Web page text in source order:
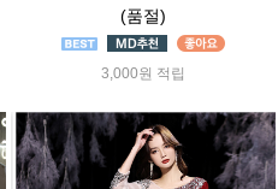
(품절)
3,000원 적립